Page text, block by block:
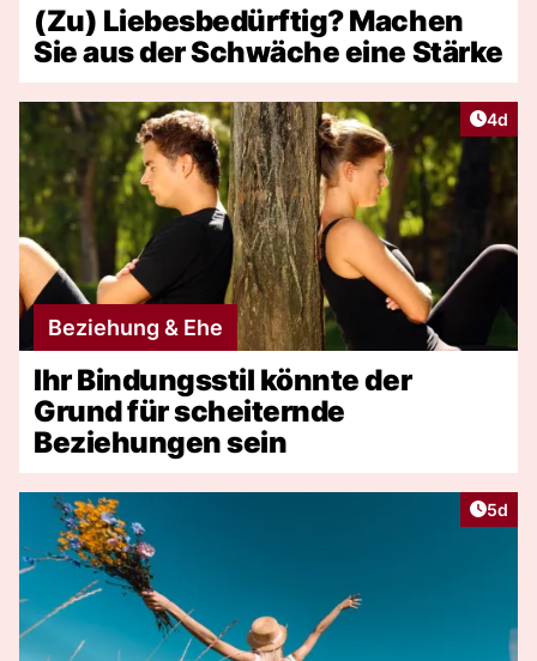
(Zu) Liebesbedürftig? Machen
Sie aus der Schwäche eine Stärke
4d
Beziehung & Ehe
Ihr Bindungsstil könnte der
Grund für scheiternde
Beziehungen sein
5d